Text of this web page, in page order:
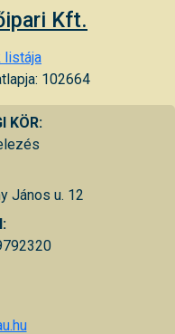
Kft.
listája
102664
KÖR:
János u. 12